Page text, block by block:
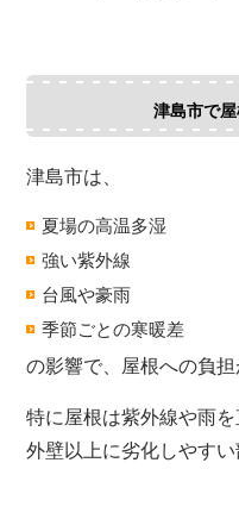
津島市で
津島市は、
夏場の高温多湿
強い紫外線
台風や豪雨
季節ごとの寒暖差
の影響で、屋根への負担
特に屋根は紫外線や雨を
外壁以上に劣化しやすい